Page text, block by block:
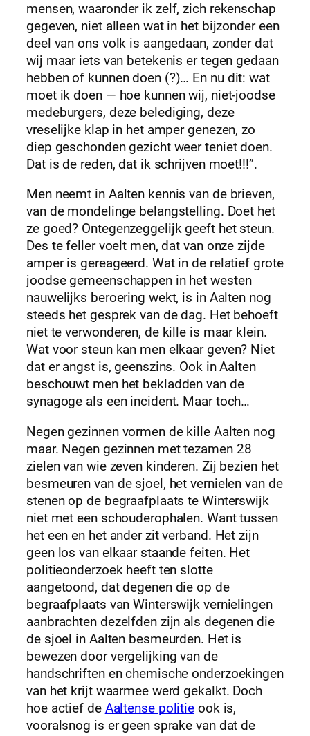
mensen, waaronder ik zelf, zich rekenschap
gegeven, niet alleen wat in het bijzonder een
deel van ons volk is aangedaan, zonder dat
wij maar iets van betekenis er tegen gedaan
hebben of kunnen doen (?)… En nu dit: wat
moet ik doen — hoe kunnen wij, niet-joodse
medeburgers, deze belediging, deze
vreselijke klap in het amper genezen, zo
diep geschonden gezicht weer teniet doen.
Dat is de reden, dat ik schrijven moet!!!”.
Men neemt in Aalten kennis van de brieven,
van de mondelinge belangstelling. Doet het
ze goed? Ontegenzeggelijk geeft het steun.
Des te feller voelt men, dat van onze zijde
amper is gereageerd. Wat in de relatief grote
joodse gemeenschappen in het westen
nauwelijks beroering wekt, is in Aalten nog
steeds het gesprek van de dag. Het behoeft
niet te verwonderen, de kille is maar klein.
Wat voor steun kan men elkaar geven? Niet
dat er angst is, geenszins. Ook in Aalten
beschouwt men het bekladden van de
synagoge als een incident. Maar toch…
Negen gezinnen vormen de kille Aalten nog
maar. Negen gezinnen met tezamen 28
zielen van wie zeven kinderen. Zij bezien het
besmeuren van de sjoel, het vernielen van de
stenen op de begraafplaats te Winterswijk
niet met een schouderophalen. Want tussen
het een en het ander zit verband. Het zijn
geen los van elkaar staande feiten. Het
politieonderzoek heeft ten slotte
aangetoond, dat degenen die op de
begraafplaats van Winterswijk vernielingen
aanbrachten dezelfden zijn als degenen die
de sjoel in Aalten besmeurden. Het is
bewezen door vergelijking van de
handschriften en chemische onderzoekingen
van het krijt waarmee werd gekalkt. Doch
hoe actief de Aaltense politie ook is,
vooralsnog is er geen sprake van dat de